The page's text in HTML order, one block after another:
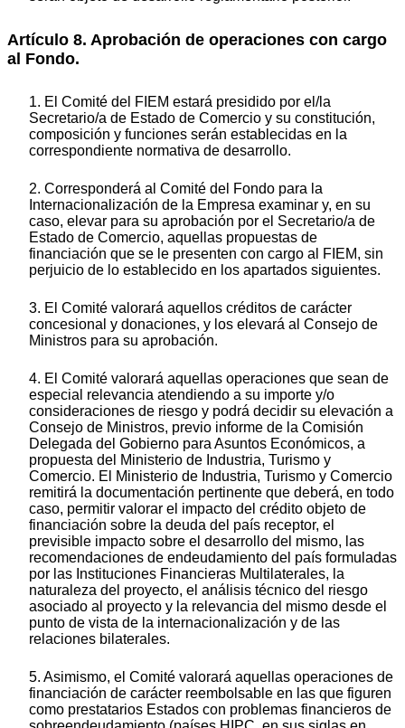
Artículo 8. Aprobación de operaciones con cargo
al Fondo.
1. El Comité del FIEM estará presidido por el/la
Secretario/a de Estado de Comercio y su constitución,
composición y funciones serán establecidas en la
correspondiente normativa de desarrollo.
2. Corresponderá al Comité del Fondo para la
Internacionalización de la Empresa examinar y, en su
caso, elevar para su aprobación por el Secretario/a de
Estado de Comercio, aquellas propuestas de
financiación que se le presenten con cargo al FIEM, sin
perjuicio de lo establecido en los apartados siguientes.
3. El Comité valorará aquellos créditos de carácter
concesional y donaciones, y los elevará al Consejo de
Ministros para su aprobación.
4. El Comité valorará aquellas operaciones que sean de
especial relevancia atendiendo a su importe y/o
consideraciones de riesgo y podrá decidir su elevación a
Consejo de Ministros, previo informe de la Comisión
Delegada del Gobierno para Asuntos Económicos, a
propuesta del Ministerio de Industria, Turismo y
Comercio. El Ministerio de Industria, Turismo y Comercio
remitirá la documentación pertinente que deberá, en todo
caso, permitir valorar el impacto del crédito objeto de
financiación sobre la deuda del país receptor, el
previsible impacto sobre el desarrollo del mismo, las
recomendaciones de endeudamiento del país formuladas
por las Instituciones Financieras Multilaterales, la
naturaleza del proyecto, el análisis técnico del riesgo
asociado al proyecto y la relevancia del mismo desde el
punto de vista de la internacionalización y de las
relaciones bilaterales.
5. Asimismo, el Comité valorará aquellas operaciones de
financiación de carácter reembolsable en las que figuren
como prestatarios Estados con problemas financieros de